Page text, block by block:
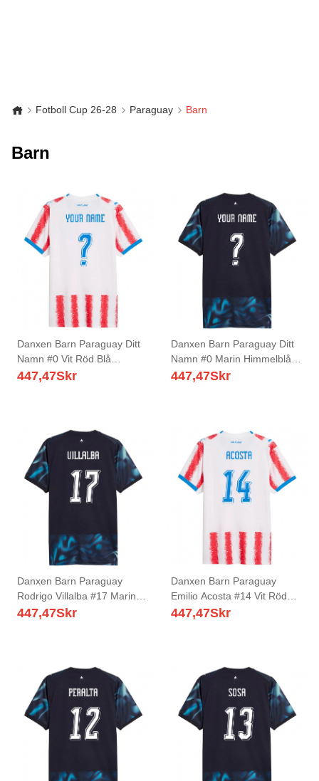
Fotboll Cup 26-28 Paraguay Barn
Barn
Danxen Barn Paraguay Ditt
Namn #0 Vit Röd Blå
Hemmatröja Matchtröjor 26-
447,47Skr
Danxen Barn Paraguay Ditt
Namn #0 Marin Himmelblå
Bortatröja Matchtröjor 26-28
447,47Skr
Danxen Barn Paraguay
Rodrigo Villalba #17 Marin
Himmelblå Bortatröja
447,47Skr
Danxen Barn Paraguay
Emilio Acosta #14 Vit Röd
Blå Hemmatröja Matchtröjor
447,47Skr